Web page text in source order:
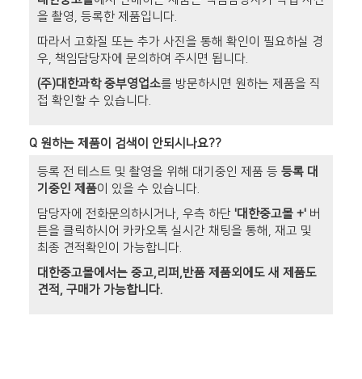
을 촬영, 등록한 제품입니다.
따라서 고화질 또는 추가 사진을 통해 확인이 필요하실 경
우, 책임담당자에 문의하여 주시면 됩니다.
(주)대한과학 중부영업소를 방문하시면 원하는 제품을 직
접 확인할 수 있습니다.
Q원하는 제품이 검색이 안되시나요??
등록 전 테스트 및 촬영을 위해 대기중인 제품 등 등록 대
기중인 제품이 있을 수 있습니다.
담당자에 전화문의하시거나, 우측 하단'대한중고몰 +' 버
튼을 클릭하시어 카카오톡 실시간 채팅을 통해, 재고 및
최종 견적확인이 가능합니다.
대한중고몰에서는 중고,리퍼,반품 제품외에도 새 제품도
견적, 구매가 가능합니다.